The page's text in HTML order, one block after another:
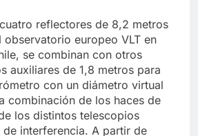
reflectores de 8,2 metros
observatorio europeo VLT en
se combinan con otros
auxiliares de 1,8 metros para
con un diámetro virtual
combinación de los haces de
los distintos telescopios
interferencia. A partir de